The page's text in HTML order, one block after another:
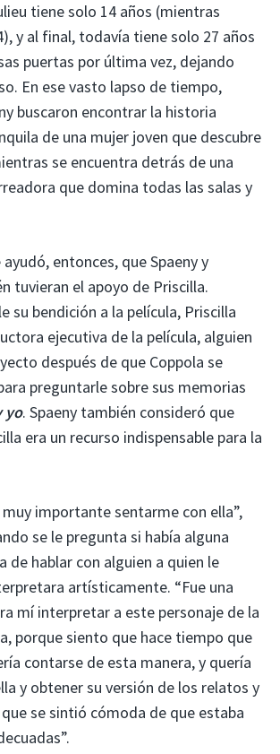
tiene solo 14 años (mientras
y al final, todavía tiene solo 27 años
puertas por última vez, dejando
En ese vasto lapso de tiempo,
buscaron encontrar la historia
de una mujer joven que descubre
se encuentra detrás de una
que domina todas las salas y
entonces, que Spaeny y
tuvieran el apoyo de Priscilla.
su bendición a la película, Priscilla
ejecutiva de la película, alguien
después de que Coppola se
preguntarle sobre sus memorias
yo. Spaeny también consideró que
era un recurso indispensable para la
muy importante sentarme con ella”,
se le pregunta si había alguna
de hablar con alguien a quien le
artísticamente. “Fue una
mí interpretar a este personaje de la
porque siento que hace tiempo que
contarse de esta manera, y quería
y obtener su versión de los relatos y
se sintió cómoda de que estaba